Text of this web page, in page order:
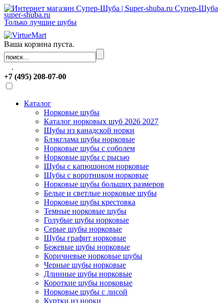
Супер-Шуба
super-shuba.ru
Только лучшие шубы
Ваша корзина пуста.
.
+7 (495) 208-07-00
Каталог
Норковые шубы
Каталог норковых шуб 2026 2027
Шубы из канадской норки
Блэкглама шубы норковые
Норковые шубы с соболем
Норковые шубы с рысью
Шубы с капюшоном норковые
Шубы с воротником норковые
Норковые шубы больших размеров
Белые и светлые норковые шубы
Норковые шубы крестовка
Темные норковые шубы
Голубые шубы норковые
Серые шубы норковые
Шубы графит норковые
Бежевые шубы норковые
Коричневые норковые шубы
Черные шубы норковые
Длинные шубы норковые
Короткие шубы норковые
Норковые шубы с лисой
Куртки из норки